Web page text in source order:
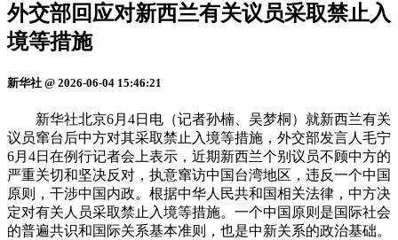
外交部回应对新西兰有关议员采取禁止入
境等措施
新华社 @ 2026-06-04 15:46:21
新华社北京6月4日电（记者孙楠、吴梦桐）就新西兰有关
议员窜台后中方对其采取禁止入境等措施，外交部发言人毛宁
6月4日在例行记者会上表示，近期新西兰个别议员不顾中方的
严重关切和坚决反对，执意窜访中国台湾地区，违反一个中国
原则，干涉中国内政。根据中华人民共和国相关法律，中方决
定对有关人员采取禁止入境等措施。一个中国原则是国际社会
的普遍共识和国际关系基本准则，也是中新关系的政治基础。